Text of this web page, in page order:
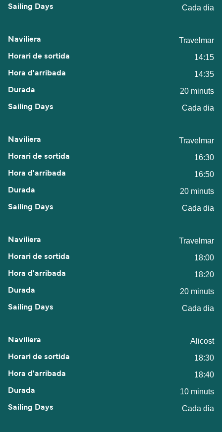
Cada dia
Travelmar
14:15
14:35
20 minuts
Cada dia
Travelmar
16:30
16:50
20 minuts
Cada dia
Travelmar
18:00
18:20
20 minuts
Cada dia
Alicost
18:30
18:40
10 minuts
Cada dia